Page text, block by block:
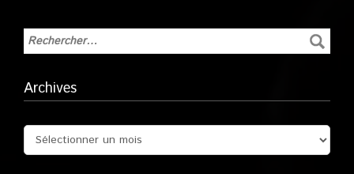
Archives